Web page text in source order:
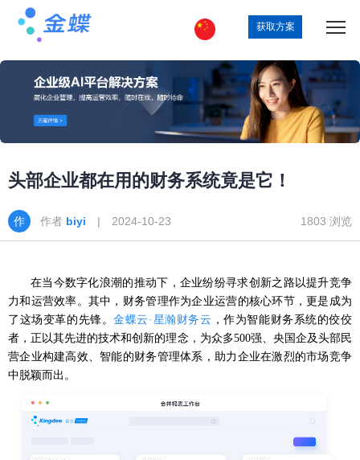
获取方案
头部企业都在用的财务系统竟是它！
作者 biyi | 2024-10-23 1803 浏览
在当今数字化浪潮的推动下，企业纷纷寻求创新之路以提升竞争
力和运营效率。其中，财务管理作为企业运营的核心环节，更是成为
了这场变革的先锋。金蝶云 ·星瀚财务云 ，作为智能财务 系统的佼佼
者，正以其先进的技术和创新的理念，为众多500强、央国企及头部民
营企业构建高效、智能的财务管理体系，助力企业在激烈的市场竞争
中脱颖而出。